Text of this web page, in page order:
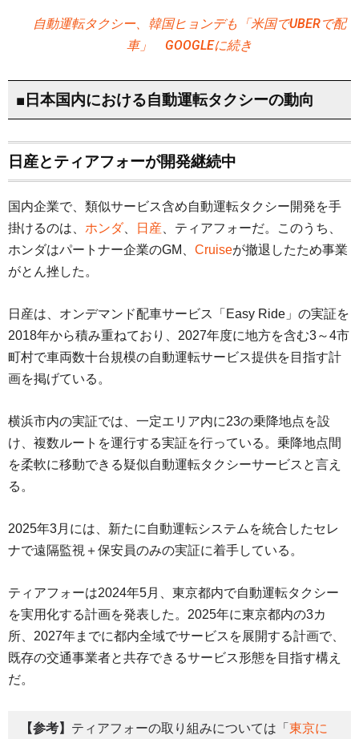
自動運転タクシー、韓国ヒョンデも「米国でUBERで配
車」 GOOGLEに続き
■日本国内における自動運転タクシーの動向
日産とティアフォーが開発継続中
国内企業で、類似サービス含め自動運転タクシー開発を手
掛けるのは、 ホンダ、 日産 、ティアフォーだ。このうち、
ホンダはパートナー企業のGM、 Cruiseが撤退したため事業
がとん挫した。
日産は、オンデマンド配車サービス「Easy Ride」の実証を
2018年から積み重ねており、2027年度に地方を含む3～4市
町村で車両数十台規模の自動運転サービス提供を目指す計
画を掲げている。
横浜市内の実証では、一定エリア内に23の乗降地点を設
け、複数ルートを運行する実証を行っている。乗降地点間
を柔軟に移動できる疑似自動運転タクシーサービスと言え
る。
2025年3月には、新たに自動運転システムを統合したセレ
ナで遠隔監視＋保安員のみの実証に着手している。
ティアフォーは2024年5月、東京都内で自動運転タクシー
を実用化する計画を発表した。2025年に東京都内の3カ
所、2027年までに都内全域でサービスを展開する計画で、
既存の交通事業者と共存できるサービス形態を目指す構え
だ。
【参考】 ティアフォーの取り組みについては「 東京に